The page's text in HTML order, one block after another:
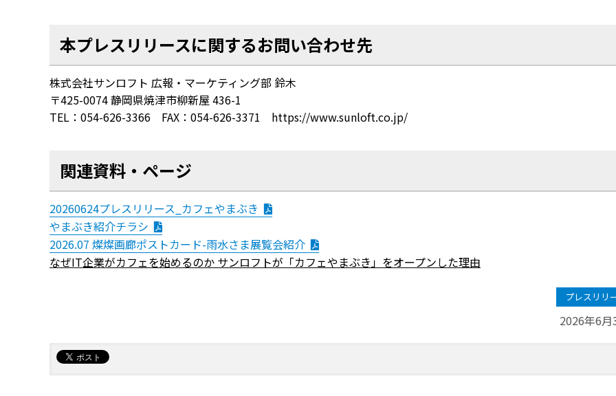
本プレスリリースに関するお問い合わせ先
株式会社サンロフト 広報・マーケティング部 鈴木
〒425-0074 静岡県焼津市柳新屋 436-1
TEL：054-626-3366 FAX：054-626-3371 https://www.sunloft.co.jp/
関連資料・ページ
20260624プレスリリース_カフェやまぶき
やまぶき紹介チラシ
2026.07 燦燦画廊ポストカード-雨水さま展覧会紹介
なぜIT企業がカフェを始めるのか サンロフトが「カフェやまぶき」をオープンした理由
プレスリリ
2026年6月